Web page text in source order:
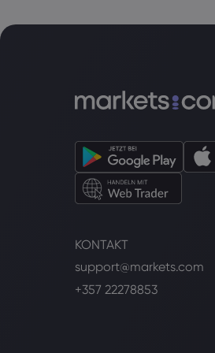
KONTAKT
support@markets.com
+357 22278853